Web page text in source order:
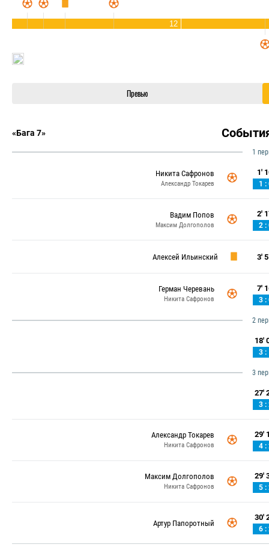
12
Превью
«Бага 7»
1
Никита Сафронов
Александр Токарев
1'
1 :
Вадим Попов
Максим Долгополов
2'
2 :
Алексей Ильинский 3'
Герман Черевань
Никита Сафронов
7'
3 :
2
18'
3 :
3
27'
3 :
Александр Токарев
Никита Сафронов
29'
4 :
Максим Долгополов
Никита Сафронов
29'
5 :
Артур Папоротный
30'
6 :